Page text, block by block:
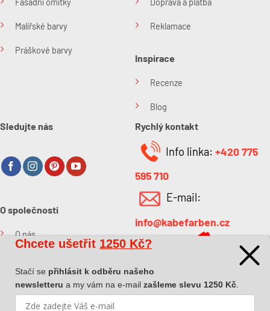
Malířské barvy
Práškové barvy
Reklamace
Inspirace
Recenze
Blog
Sledujte nás
O společnosti
O nás
Rychlý kontakt
Info linka: +420 775
595 710
E-mail:
info@kabefarben.cz
Chcete ušetřit 1250 Kč?
Stačí se přihlásit k odběru našeho
newsletteru a my vám na e-mail zašleme slevu 1250 Kč